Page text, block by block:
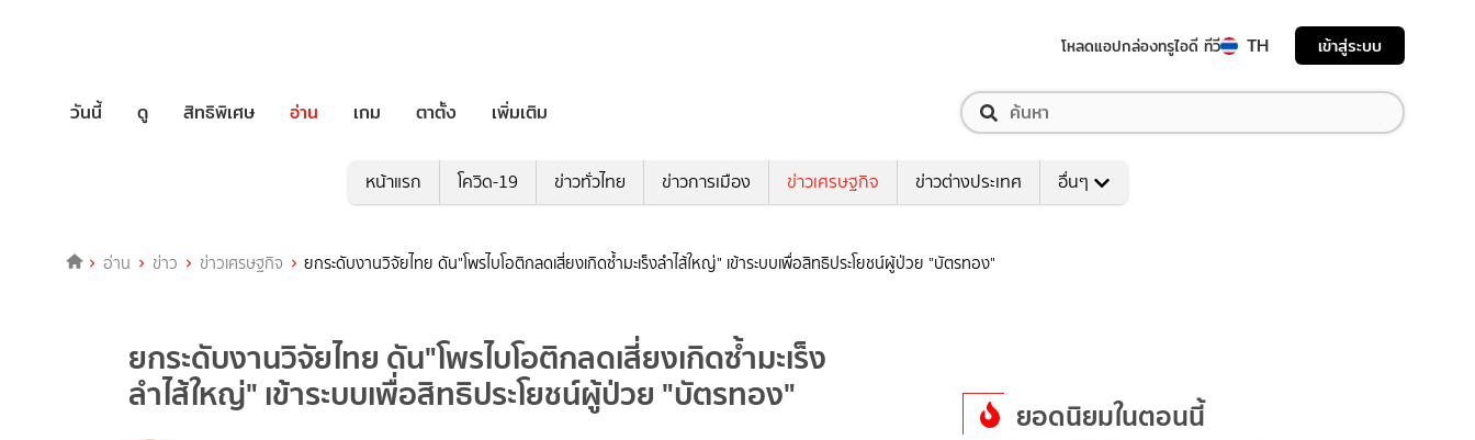
โหลดแอปกล่องทรูไอดี ทีวี TH เข้าสู่ระบบ
วันนี้ ดู สิทธิพิเศษ อ่าน เกม ตาตั้ง เพิ่มเติม
หน้าแรก โควิด-19 ข่าวทั่วไทย ข่าวการเมือง ข่าวเศรษฐกิจ ข่าวต่างประเทศ อื่นๆ
อ่าน ข่าว ข่าวเศรษฐกิจ ยกระดับงานวิจัยไทย ดัน"โพรไบโอติกลดเสี่ยงเกิดซ้ำมะเร็งลำไส้ใหญ่" เข้าระบบเพื่อสิทธิประโยชน์ผู้ป่วย "บัตรทอง"
ยกระดับงานวิจัยไทย ดัน"โพรไบโอติกลดเสี่ยงเกิดซ้ำมะเร็ง
ลำไส้ใหญ่" เข้าระบบเพื่อสิทธิประโยชน์ผู้ป่วย "บัตรทอง" ยอดนิยมในตอนนี้